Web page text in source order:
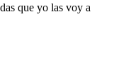
que yo las voy a